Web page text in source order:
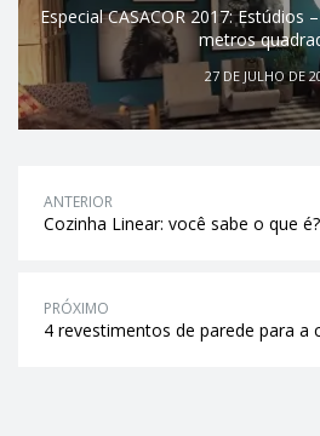
Especial CASACOR 2017: Estúdios
metros
27 DE JULHO DE
ANTERIOR
Cozinha Linear: você sabe o que é?
PRÓXIMO
4 revestimentos de parede para a